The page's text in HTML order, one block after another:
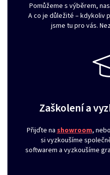
Pomůžeme s výběrem,
A co je důležité – kdykoliv
jsme tu pro vás.
Zaškolení a
Přijďte na showroom,
si vyzkoušíme
softwarem a vyzkoušíme